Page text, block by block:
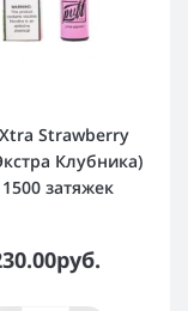
Strawberry
Клубника)
затяжек